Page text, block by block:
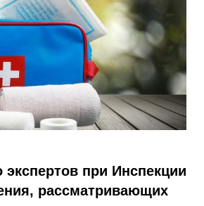
при Инспекции
рассматривающих